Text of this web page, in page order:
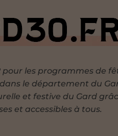
pour les programmes de
le département du
et festive du Gard
et accessibles à tous.